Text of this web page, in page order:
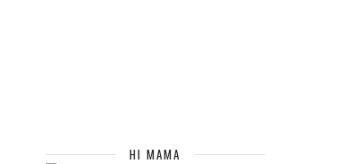
HI MAMA